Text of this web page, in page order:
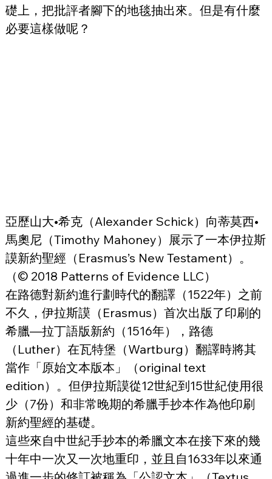
礎上，把批評者腳下的地毯抽出來。但是有什麼
必要這樣做呢？
亞歷山大•希克（Alexander Schick）向蒂莫西•
馬奧尼（Timothy Mahoney）展示了一本伊拉斯
謨新約聖經（Erasmus’s New Testament）。
（© 2018 Patterns of Evidence LLC）
在路德對新約進行劃時代的翻譯（1522年）之前
不久，伊拉斯謨（Erasmus）首次出版了印刷的
希臘—拉丁語版新約（1516年），路德
（Luther）在瓦特堡（Wartburg）翻譯時將其
當作「原始文本版本」（original text
edition）。但伊拉斯謨從12世紀到15世紀使用很
少（7份）和非常晚期的希臘手抄本作為他印刷
新約聖經的基礎。
這些來自中世紀手抄本的希臘文本在接下來的幾
十年中一次又一次地重印，並且自1633年以來通